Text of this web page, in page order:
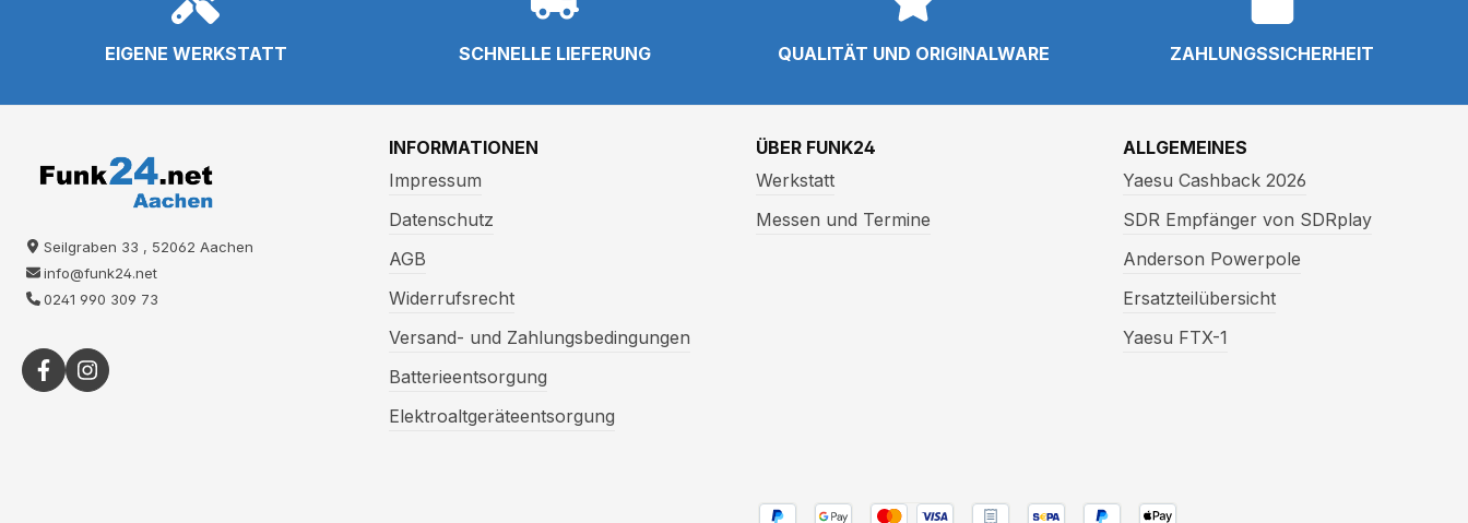
EIGENE WERKSTATT SCHNELLE LIEFERUNG QUALITÄT UND ORIGINALWARE ZAHLUNGSSICHERHEIT
Seilgraben 33 , 52062 Aachen
info@funk24.net
0241 990 309 73
INFORMATIONEN
Impressum
Datenschutz
AGB
Widerrufsrecht
Versand- und Zahlungsbedingungen
Batterieentsorgung
Elektroaltgeräteentsorgung
ÜBER FUNK24
Werkstatt
Messen und Termine
ALLGEMEINES
Yaesu Cashback 2026
SDR Empfänger von SDRplay
Anderson Powerpole
Ersatzteilübersicht
Yaesu FTX-1